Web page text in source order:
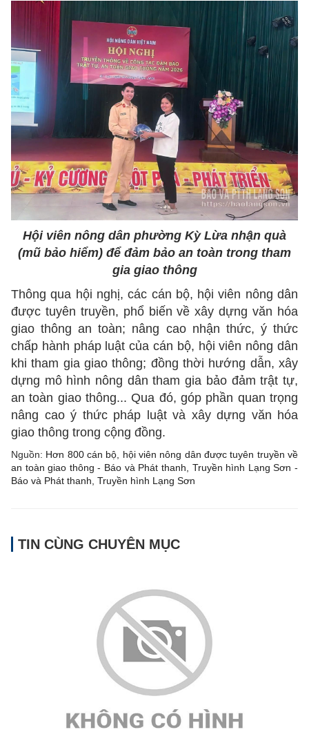
Hội viên nông dân phường Kỳ Lừa nhận quà
(mũ bảo hiểm) để đảm bảo an toàn trong tham
gia giao thông
Thông qua hội nghị, các cán bộ, hội viên nông dân
được tuyên truyền, phổ biến về xây dựng văn hóa
giao thông an toàn; nâng cao nhận thức, ý thức
chấp hành pháp luật của cán bộ, hội viên nông dân
khi tham gia giao thông; đồng thời hướng dẫn, xây
dựng mô hình nông dân tham gia bảo đảm trật tự,
an toàn giao thông... Qua đó, góp phần quan trọng
nâng cao ý thức pháp luật và xây dựng văn hóa
giao thông trong cộng đồng.
Nguồn: Hơn 800 cán bộ, hội viên nông dân được tuyên truyền về
an toàn giao thông - Báo và Phát thanh, Truyền hình Lạng Sơn -
Báo và Phát thanh, Truyền hình Lạng Sơn
TIN CÙNG CHUYÊN MỤC